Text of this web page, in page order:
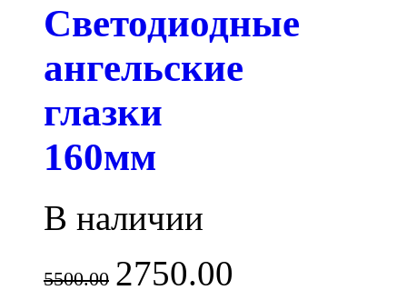
Светодиодные
ангельские
глазки
160мм
В наличии
5500.00 2750.00